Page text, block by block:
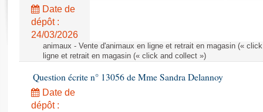
Rapports législatifs
Rapports sur l'application des lois
Baromètre de l’application des lois
Dossiers législatifs
Budget et sécurité sociale
Questions écrites et orales
Date de
dépôt :
24/03/2026
animaux - Vente d'animaux en ligne et retrait en magasin («
ligne et retrait en magasin (« click and collect »)
Question écrite n° 13056 de Mme Sandra Delannoy
Date de
dépôt :